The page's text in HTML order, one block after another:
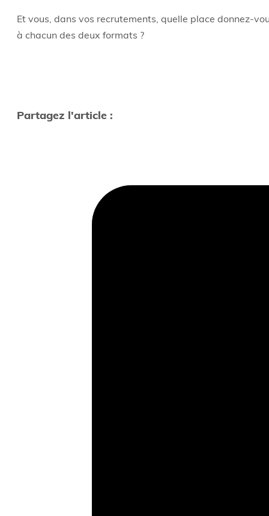
Et vous, dans vos recrutements, quelle place donnez-
à chacun des deux formats ?
Partagez l'article :